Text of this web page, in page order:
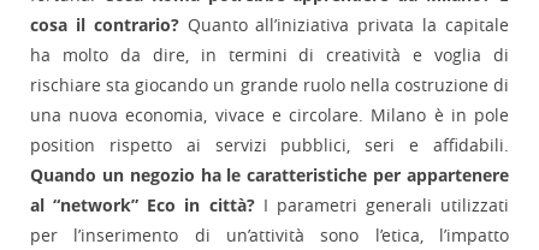
cosa il contrario?Quanto all’iniziativa privata la capitale
ha molto da dire, in termini di creatività e voglia di
rischiare sta giocando un grande ruolo nella costruzione di
una nuova economia, vivace e circolare. Milano è in pole
position rispetto ai servizi pubblici, seri e affidabili.
Quando un negozio ha le caratteristiche per appartenere
al “network” Eco in città?I parametri generali utilizzati
per l’inserimento di un’attività sono l’etica, l’impatto